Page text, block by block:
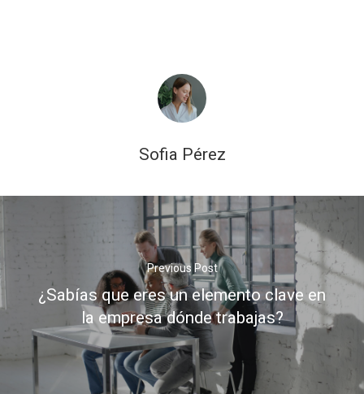
Sofia Pérez
Previous Post
¿Sabías que eres un elemento clave en
la empresa dónde trabajas?